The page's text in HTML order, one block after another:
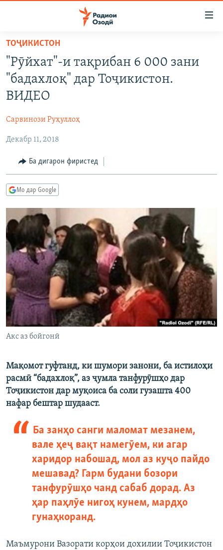
Ҷаҳиш
мояи
аслӣ
Ҷаҳиш
ба
феҳристи
аслӣ
Ҷаҳиш
ҷустор
ГӮШАҲО
СИЁСАТ
ИҚТИСОД
ҚАЗИЯИ "КРОКУС"
ОСИЁИ МАРКАЗӢ
ФАРҲАНГ
ВАРЗИШ
ГАПИ ОЗОД
РӮЗГОРИ МУҲОҶИР
ТАҲҚИҚОТ
ҶАНГ ДАР УКРАИНА
НАЗАРИ МАРДУМ
ОЗОДӢ ОНЛАЙН
ВИДЕО
НИГОРИСТОН
ГУЗОРИШҲОИ РАДИОӢ
РӮЙХАТҲО
КИТОБҲОИ ОЗОДӢ
Русский
ПАЙГИРӢ КУНЕД
Ҳамаи сомонаҳои RFE/RL
ТОҶИКИСТОН
"Рӯйхат"-и тақрибан 6 000 зани
"бадахлоқ" дар Тоҷикистон.
ВИДЕО
Сарвинози Руҳуллоҳ
Декабр 11, 2018
Ба дигарон фиристед
Мо дар Google
Акс аз бойгонӣ
Мақомот гуфтанд, ки шумори занони, ба истилоҳи
расмӣ “бадахлоқ”, аз ҷумла танфурӯшҳо дар
Тоҷикистон дар муқоиса ба соли гузашта 400
нафар бештар шудааст.
Ба занҳо санги маломат мезанем,
вале ҳеҷ вақт намегӯем, ки агар
харидор набошад, мол аз куҷо пайдо
мешавад? Гарм будани бозори
танфурӯшҳо чанд сабаб дорад. Аз
ҳар паҳлӯе нигоҳ кунем, мардҳо
гунаҳкоранд.
Маъмурони Вазорати корҳои дохилии Тоҷикистон